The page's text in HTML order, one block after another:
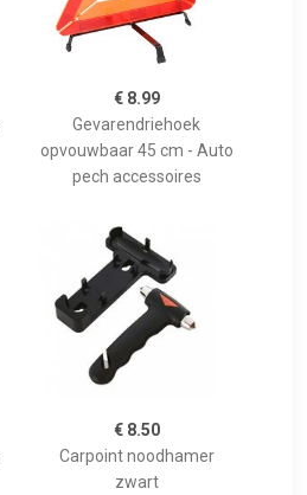
€ 8.99
Gevarendriehoek
opvouwbaar 45 cm - Auto
pech accessoires
€ 8.50
Carpoint noodhamer
zwart